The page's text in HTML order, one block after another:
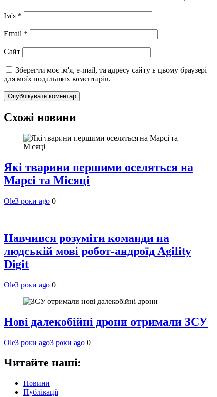
Ім'я *
Email *
Сайт
Зберегти моє ім'я, e-mail, та адресу сайту в цьому браузері
для моїх подальших коментарів.
Схожі новини
Які тварини першими оселяться на
Марсі та Місяці
Ole3 роки ago 0
Навчився розуміти команди на
людській мові робот-андроїд Agility
Digit
Ole3 роки ago 0
Нові далекобійні дрони отримали ЗСУ
Ole3 роки ago3 роки ago 0
Читайте наші:
Новини
Публікації